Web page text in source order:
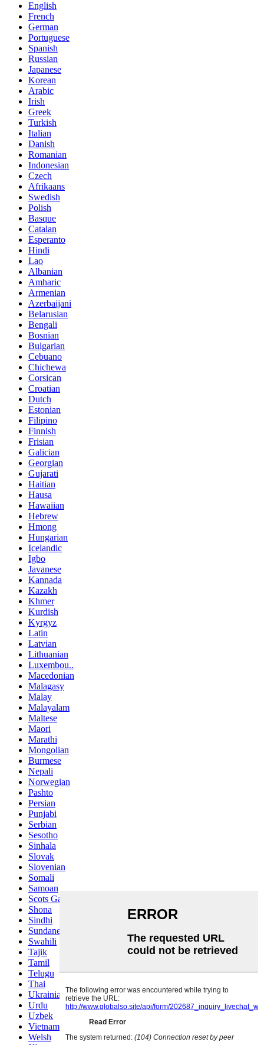
English
French
German
Portuguese
Spanish
Russian
Japanese
Korean
Arabic
Irish
Greek
Turkish
Italian
Danish
Romanian
Indonesian
Czech
Afrikaans
Swedish
Polish
Basque
Catalan
Esperanto
Hindi
Lao
Albanian
Amharic
Armenian
Azerbaijani
Belarusian
Bengali
Bosnian
Bulgarian
Cebuano
Chichewa
Corsican
Croatian
Dutch
Estonian
Filipino
Finnish
Frisian
Galician
Georgian
Gujarati
Haitian
Hausa
Hawaiian
Hebrew
Hmong
Hungarian
Icelandic
Igbo
Javanese
Kannada
Kazakh
Khmer
Kurdish
Kyrgyz
Latin
Latvian
Lithuanian
Luxembou..
Macedonian
Malagasy
Malay
Malayalam
Maltese
Maori
Marathi
Mongolian
Burmese
Nepali
Norwegian
Pashto
Persian
Punjabi
Serbian
Sesotho
Sinhala
Slovak
Slovenian
Somali
Samoan
Scots Gaelic
Shona
Sindhi
Sundanese
Swahili
Tajik
Tamil
Telugu
Thai
Ukrainian
Urdu
Uzbek
Vietnamese
Welsh